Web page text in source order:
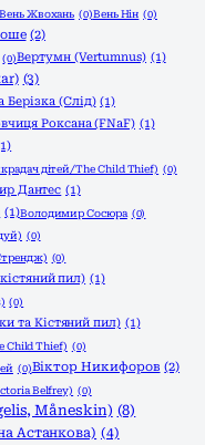
Вень Жвохань (0)Вень Нін (0)
(2)
(0)Вертумн (Vertumnus) (1)
(3)
Берізка (Слід) (1)
Роксана (FNaF) (1)
дітей/The Child Thief) (0)
Дантес (1)
(1)Володимир Сосюра (0)
(0)
(0)
пил) (1)
(0)
та Кістяний пил) (1)
Child Thief) (0)
(0)Віктор Никифоров (2)
Belfrey) (0)
Måneskin) (8)
Астанкова) (4)